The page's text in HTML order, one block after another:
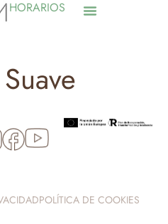
HORARIOS
Suave
POLÍTICA DE COOKIES